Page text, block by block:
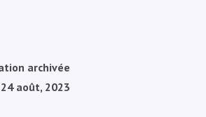
archivée
août, 2023